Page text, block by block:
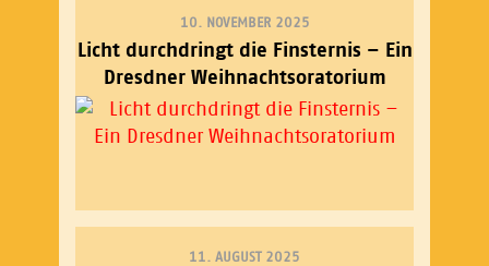
10. NOVEMBER 2025
Licht durchdringt die Finsternis – Ein
Dresdner Weihnachtsoratorium
11. AUGUST 2025